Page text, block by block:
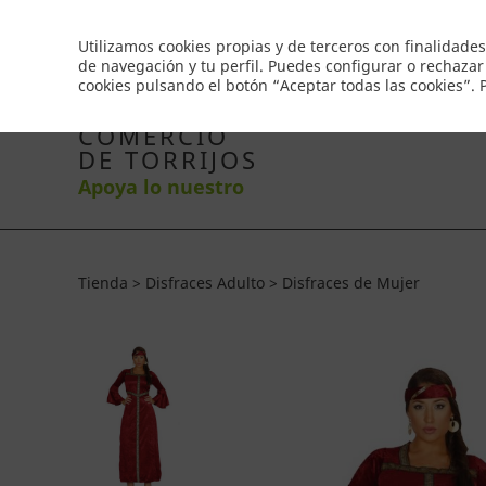
Utilizamos cookies propias y de terceros con
de navegación y tu perfil. Puedes configurar o
cookies pulsando el botón “Aceptar todas las
Inicio Productos Comercios Ofertas
COMERCIO
DE TORRIJOS
Apoya lo nuestro
Tienda > Disfraces Adulto > Disfraces de Mujer